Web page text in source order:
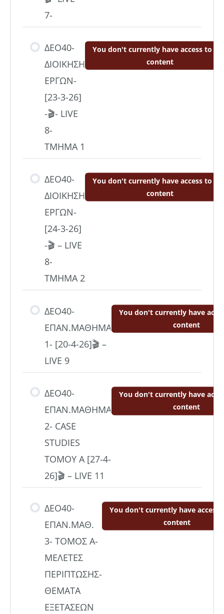
7-
ΔΕΟ40-
ΔΙΟΙΚΗΣΗ
ΕΡΓΩΝ-
[23-3-26]
-🎬- LIVE
8-
ΤΜΗΜΑ 1
You don't currently have access to
content
ΔΕΟ40-
ΔΙΟΙΚΗΣΗ
ΕΡΓΩΝ-
[24-3-26]
-🎬 – LIVE
8-
ΤΜΗΜΑ 2
You don't currently have access to
content
ΔΕΟ40-
ΕΠΑΝ.ΜΑΘΗΜΑ
1- [20-4-26]🎬 –
LIVE 9
You don't currently have
content
ΔΕΟ40-
ΕΠΑΝ.ΜΑΘΗΜΑ
2- CASE
STUDIES
TOMOY A [27-4-
26]🎬 – LIVE 11
You don't currently have
content
ΔΕΟ40-
ΕΠΑΝ.ΜΑΘ.
3- ΤΟΜΟΣ Α-
ΜΕΛΕΤΕΣ
ΠΕΡΙΠΤΩΣΗΣ-
ΘΕΜΑΤΑ
ΕΞΕΤΑΣΕΩΝ
You don't currently have access
content